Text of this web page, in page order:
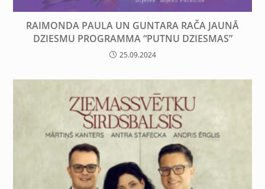
RAIMONDA PAULA UN GUNTARA RAČA JAUNĀ
DZIESMU PROGRAMMA “PUTNU DZIESMAS”
25.09.2024